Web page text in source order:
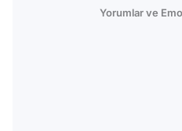
Yorumlar ve